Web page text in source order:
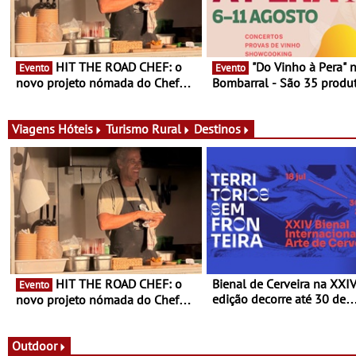
Evento
novo projeto nómada do Chef
que percorre Portugal
Evento
Bombarral - São 35
Viagens Hóteis Turismo Rural Destinos
Evento
novo projeto nómada do Chef
que percorre Portugal
Bienal de Cerveira na XXIV
edição decorre até 30 de
Outdoor